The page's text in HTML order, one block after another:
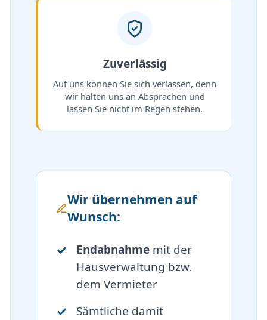
Zuverlässig
Auf uns können Sie sich verlassen, denn
wir halten uns an Absprachen und
lassen Sie nicht im Regen stehen.
Wir übernehmen auf
Wunsch:
Endabnahmemit der
Hausverwaltung bzw.
dem Vermieter
Sämtliche damit